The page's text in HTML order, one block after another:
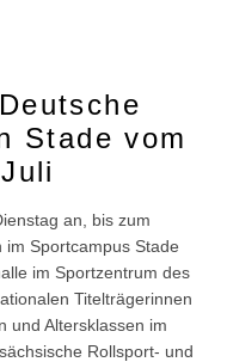
Stade vom
an, bis zum
Sportcampus Stade
im Sportzentrum des
Titelträgerinnen
und Altersklassen im
Rollsport- und